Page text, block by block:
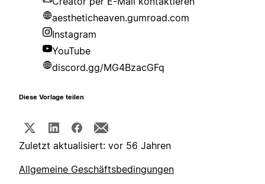
aestheticheaven.gumroad.com
Instagram
YouTube
discord.gg/MG4BzacGFq
Diese Vorlage teilen
Zuletzt aktualisiert: vor 56 Jahren
Allgemeine Geschäftsbedingungen